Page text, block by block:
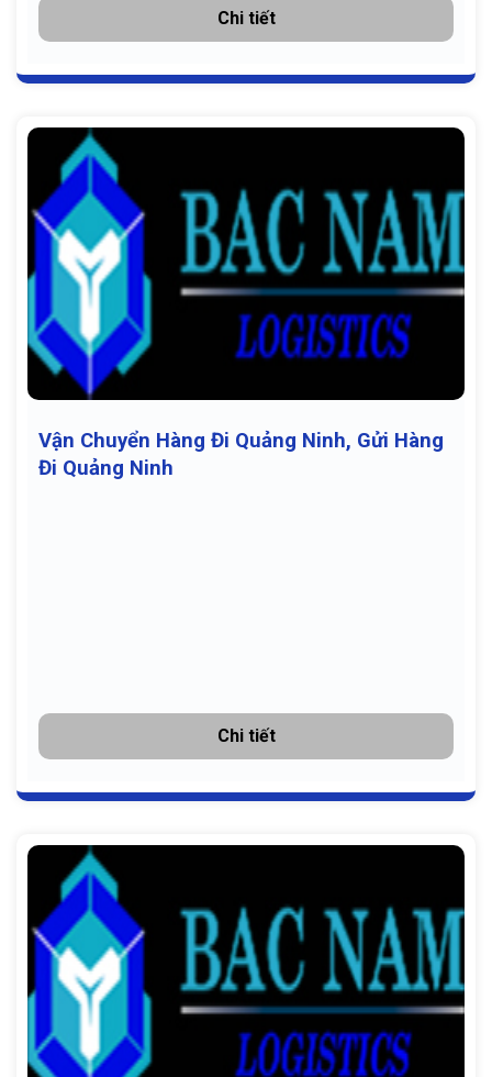
Chi tiết
Vận Chuyển Hàng Đi Quảng Ninh, Gửi Hàng
Đi Quảng Ninh
Chi tiết